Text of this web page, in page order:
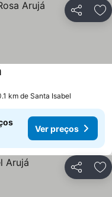
Partilhar
km de Santa Isabel
Ver preços
Partilhar